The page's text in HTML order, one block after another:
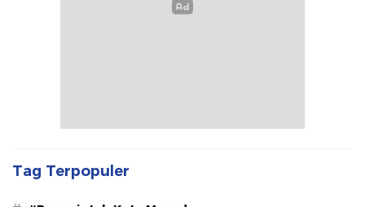
Tag Terpopuler